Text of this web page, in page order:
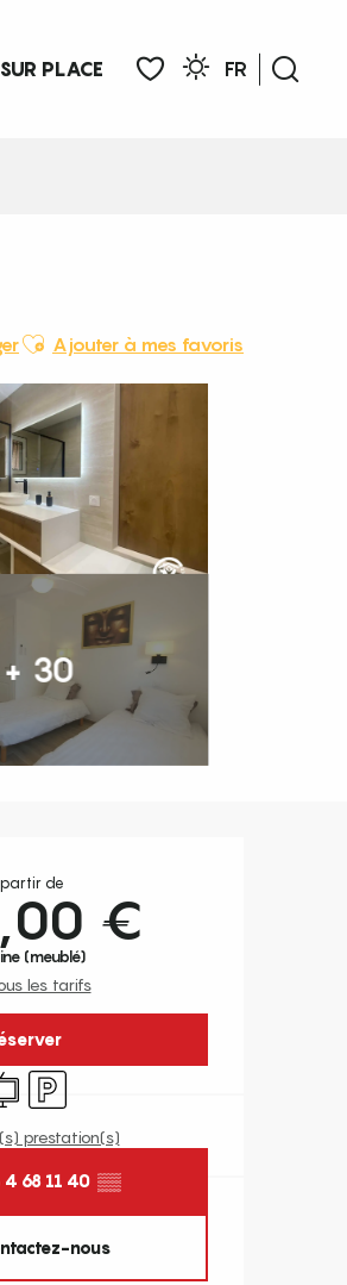
SUR PLACE
FR
Ajouter aux favoris
Ajouter à mes favoris
+ 30
et coordonnées
de
€
(meublé)
les tarifs
Parking
prestation(s)
4 68 11 40 ▒▒
nous